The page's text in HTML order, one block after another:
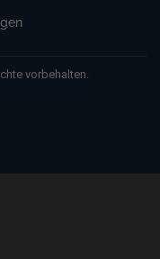
vorbehalten.